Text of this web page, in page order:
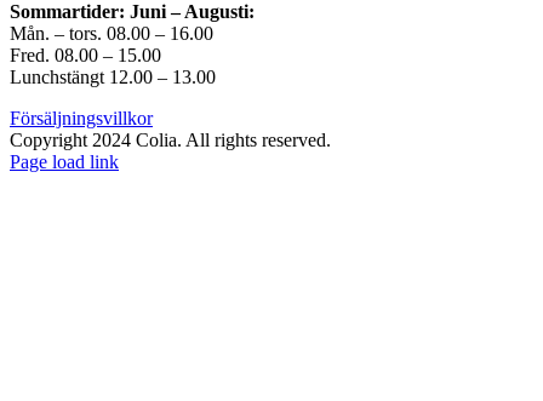
Sommartider: Juni – Augusti:
Mån. – tors. 08.00 – 16.00
Fred. 08.00 – 15.00
Lunchstängt 12.00 – 13.00
Försäljningsvillkor
Copyright 2024 Colia. All rights reserved.
Page load link